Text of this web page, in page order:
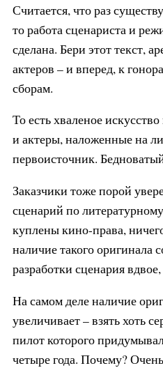
Считается, что раз
то работа сценариста и
сделана. Бери этот текст,
актеров – и вперед, к
сборам.
То есть хваленое
и актеры, наложенные на
первоисточник.
Заказчики тоже порой
сценарий по
куплены кино-права,
наличие такого оригинала
разработки сценария
На самом деле наличие
увеличивает – взять хоть
пилот которого
четыре года. Почему?